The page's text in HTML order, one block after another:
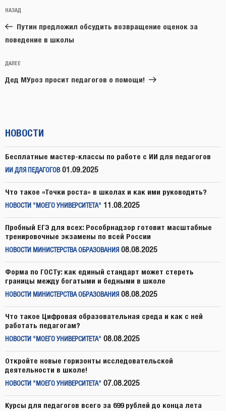
по
записям
Предыдущая
запись:
НАЗАД
Путин предложил обсудить возвращение оценок за
поведение в школы
Следующая
запись
ДАЛЕЕ
Дед МУроз просит педагогов о помощи!
НОВОСТИ
Бесплатные мастер-классы по работе с ИИ для педагогов
ИИ ДЛЯ ПЕДАГОГОВ 01.09.2025
Что такое «Точки роста» в школах и как ими руководить?
НОВОСТИ "МОЕГО УНИВЕРСИТЕТА" 11.08.2025
Пробный ЕГЭ для всех: Рособрнадзор готовит масштабные
тренировочные экзамены по всей России
НОВОСТИ МИНИСТЕРСТВА ОБРАЗОВАНИЯ 08.08.2025
Форма по ГОСТу: как единый стандарт может стереть
границы между богатыми и бедными в школе
НОВОСТИ МИНИСТЕРСТВА ОБРАЗОВАНИЯ 08.08.2025
Что такое Цифровая образовательная среда и как с ней
работать педагогам?
НОВОСТИ "МОЕГО УНИВЕРСИТЕТА" 08.08.2025
Откройте новые горизонты исследовательской
деятельности в школе!
НОВОСТИ "МОЕГО УНИВЕРСИТЕТА" 07.08.2025
Курсы для педагогов всего за 699 рублей до конца лета